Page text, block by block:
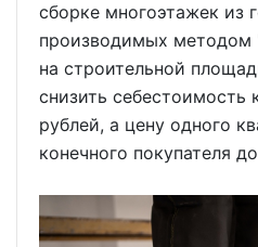
сборке многоэтажек из
производимых методом
на строительной
снизить себестоимость
рублей, а цену одного
конечного покупателя